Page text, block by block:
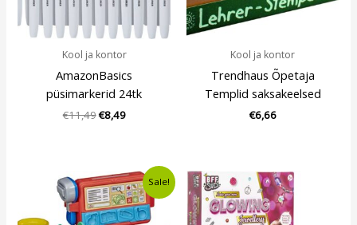
Kool ja kontor
AmazonBasics
püsimarkerid 24tk
€11,49€8,49
Kool ja kontor
Trendhaus Õpetaja
Templid saksakeelsed
€6,66
Sale!
Algne
hind
oli:
€13,49.
Current
price
is:
€11,49.